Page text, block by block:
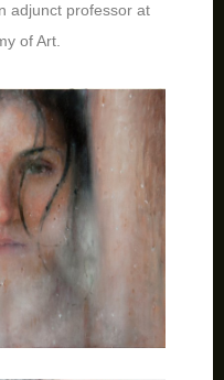
adjunct professor at
of Art.